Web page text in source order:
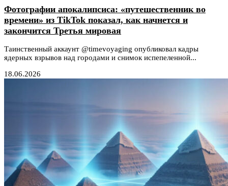
Фотографии апокалипсиса: «путешественник во
времени» из TikTok показал, как начнется и
закончится Третья мировая
Таинственный аккаунт @timevoyaging опубликовал кадры
ядерных взрывов над городами и снимок испепеленной...
18.06.2026